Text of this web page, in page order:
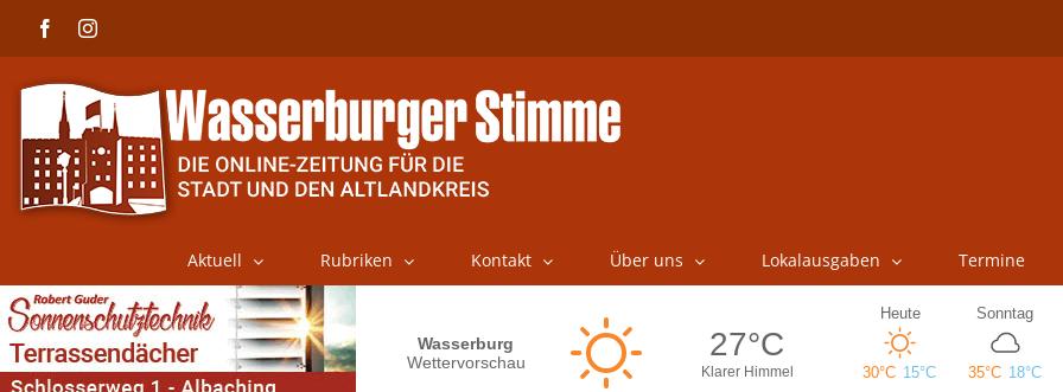
FacebookInstagram
Aktuell Rubriken Kontakt Über uns Lokalausgaben Termine